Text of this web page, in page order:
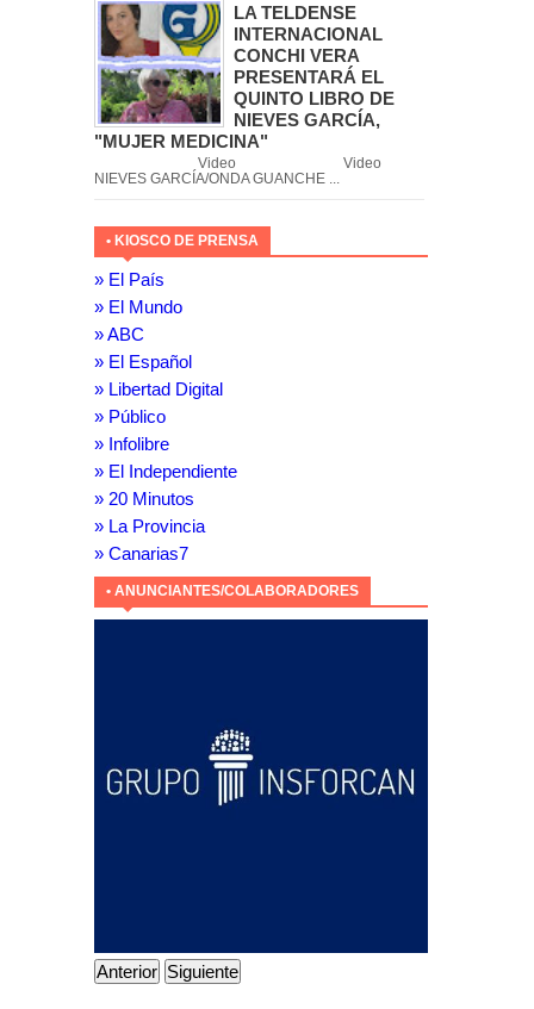
LA TELDENSE
INTERNACIONAL
CONCHI VERA
PRESENTARÁ EL
QUINTO LIBRO DE
NIEVES GARCÍA,
"MUJER MEDICINA"
Video Video
NIEVES GARCÍA/ONDA GUANCHE ...
• KIOSCO DE PRENSA
» El País
» El Mundo
» ABC
» El Español
» Libertad Digital
» Público
» Infolibre
» El Independiente
» 20 Minutos
» La Provincia
» Canarias7
• ANUNCIANTES/COLABORADORES
Anterior Siguiente